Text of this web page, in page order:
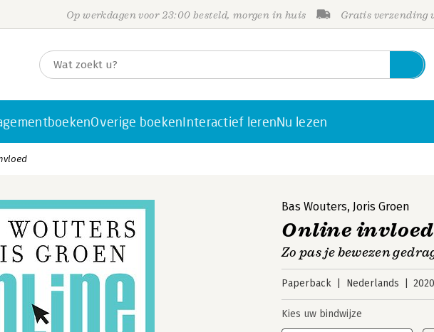
Op werkdagen voor 23:00 besteld, morgen in huis Gratis verzending
Overige boekenInteractief lerenNu lezen
Bas Wouters, Joris Groen
Online invloed
Zo pas je bewezen
Paperback Nederlands 2020
Kies uw bindwijze